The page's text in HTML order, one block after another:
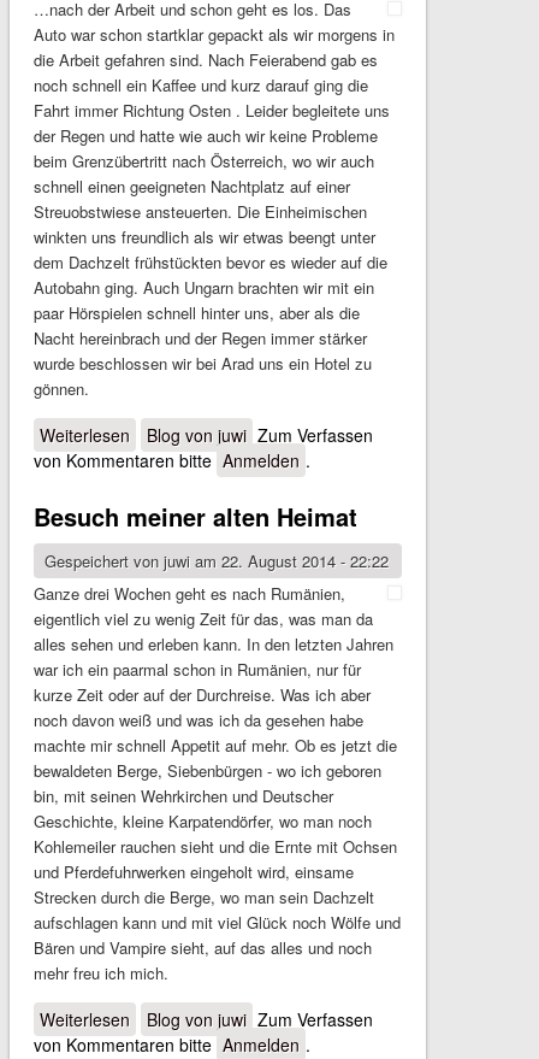
…nach der Arbeit und schon geht es los. Das
Auto war schon startklar gepackt als wir morgens in
die Arbeit gefahren sind. Nach Feierabend gab es
noch schnell ein Kaffee und kurz darauf ging die
Fahrt immer Richtung Osten . Leider begleitete uns
der Regen und hatte wie auch wir keine Probleme
beim Grenzübertritt nach Österreich, wo wir auch
schnell einen geeigneten Nachtplatz auf einer
Streuobstwiese ansteuerten. Die Einheimischen
winkten uns freundlich als wir etwas beengt unter
dem Dachzelt frühstückten bevor es wieder auf die
Autobahn ging. Auch Ungarn brachten wir mit ein
paar Hörspielen schnell hinter uns, aber als die
Nacht hereinbrach und der Regen immer stärker
wurde beschlossen wir bei Arad uns ein Hotel zu
gönnen.
Weiterlesen über Noch schnell ein Kaffee
Blog von juwi Zum Verfassen
von Kommentaren bitte Anmelden .
Besuch meiner alten Heimat
Gespeichert von juwiam 22. August 2014 - 22:22
Ganze drei Wochen geht es nach Rumänien,
eigentlich viel zu wenig Zeit für das, was man da
alles sehen und erleben kann. In den letzten Jahren
war ich ein paarmal schon in Rumänien, nur für
kurze Zeit oder auf der Durchreise. Was ich aber
noch davon weiß ­und was ich da gesehen habe
machte mir schnell Appetit auf mehr. Ob es jetzt die
bewaldeten Berge, Siebenbürgen - wo ich geboren
bin, mit seinen Wehrkirchen und Deutscher
Geschichte, kleine Karpatendörfer, wo man noch
Kohlemeiler rauchen sieht und die Ernte mit Ochsen
und Pferdefuhrwerken eingeholt wird, einsame
Strecken durch die Berge, wo man sein Dachzelt
aufschlagen kann und mit viel Glück noch Wölfe und
Bären und Vampire sieht, auf das alles und noch
mehr freu ich mich.
Weiterlesen über Besuch meiner alten Heimat
Blog von juwi Zum Verfassen
von Kommentaren bitte Anmelden .